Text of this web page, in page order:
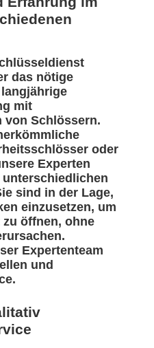
das nötige
mit
von Schlössern.
oder
Experten
sind in der Lage,
einzusetzen, um
öffnen, ohne
Expertenteam
und